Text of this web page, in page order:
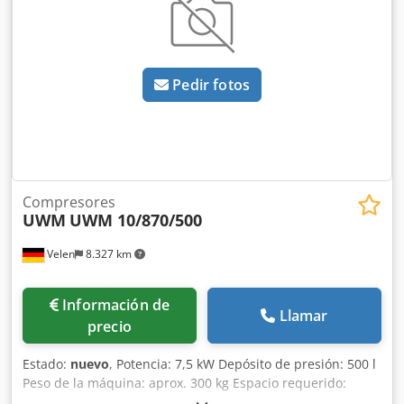
tensión de arranque más baja (con el fin de reducir las
Pedir fotos
Velen 8.327 km
Compresores
UWM UWM 10/870/500
Información de
precio
Llamar
Estado: nuevo, Potencia: 7,5 kW Depósito de presión: 500 l
Peso de la máquina: aprox. 300 kg Espacio requerido: